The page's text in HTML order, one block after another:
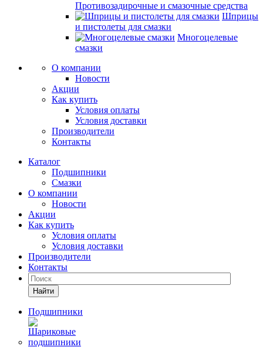
Противозадирочные и смазочные средства
Шприцы
и пистолеты для смазки
Многоцелевые
смазки
О компании
Новости
Акции
Как купить
Условия оплаты
Условия доставки
Производители
Контакты
Каталог
Подшипники
Смазки
О компании
Новости
Акции
Как купить
Условия оплаты
Условия доставки
Производители
Контакты
Найти
Подшипники